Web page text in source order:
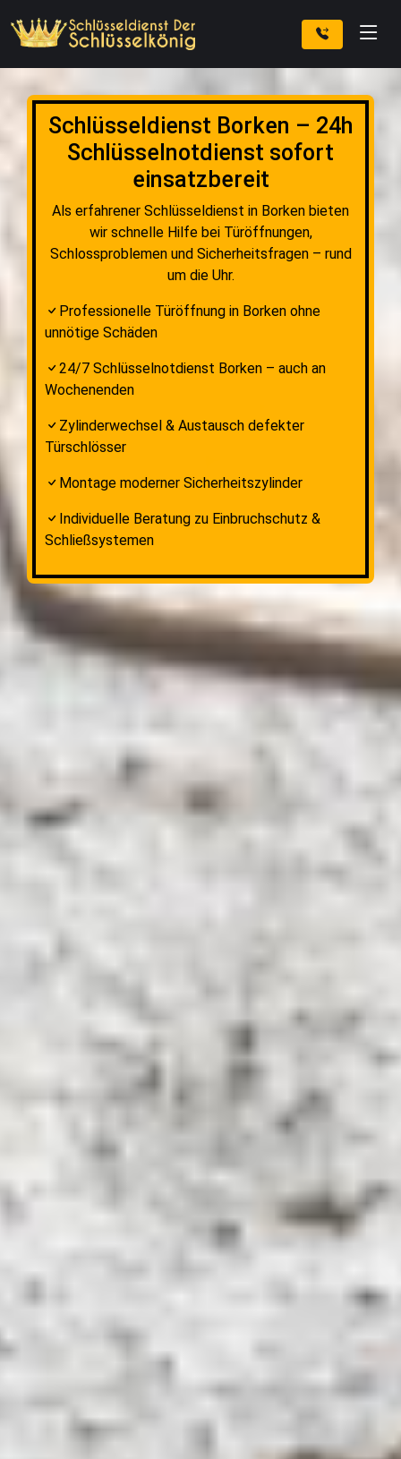
Schlüsseldienst Borken – 24h
Schlüsselnotdienst sofort
einsatzbereit
Als erfahrener Schlüsseldienst in Borken bieten
wir schnelle Hilfe bei Türöffnungen,
Schlossproblemen und Sicherheitsfragen – rund
um die Uhr.
Professionelle Türöffnung in Borken ohne
unnötige Schäden
24/7 Schlüsselnotdienst Borken – auch an
Wochenenden
Zylinderwechsel & Austausch defekter
Türschlösser
Montage moderner Sicherheitszylinder
Individuelle Beratung zu Einbruchschutz &
Schließsystemen